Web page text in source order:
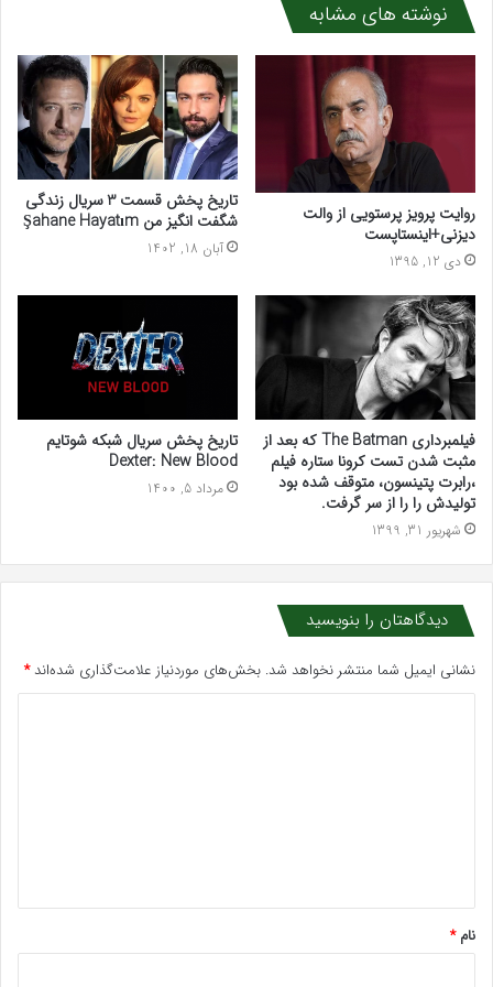
نوشته های مشابه
روایت پرویز پرستویی از والت
دیزنی+اینستاپست
دی 12, 1395
تاریخ پخش قسمت 3 سریال زندگی
شگفت انگیز من Şahane Hayatım
آبان 18, 1402
فیلمبرداری The Batman که بعد از
مثبت شدن تست کرونا ستاره فیلم
،رابرت پتینسون، متوقف شده بود
تولیدش را را از سر گرفت.
شهریور 31, 1399
تاریخ پخش سریال شبکه شوتایم
Dexter: New Blood
مرداد 5, 1400
دیدگاهتان را بنویسید
نشانی ایمیل شما منتشر نخواهد شد. بخش‌های موردنیاز علامت‌گذاری شده‌اند*
*
نام*